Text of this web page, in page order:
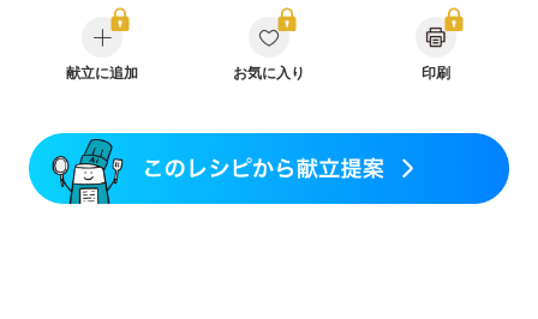
乳がん治療を終えた方・経過観察中の方など
食欲がない
妊娠中(初期)
妊婦健診・体重増加が気になる（初期）
妊婦健診・血圧が気になる（初期）
産後（ミルク）
乾癬
フレイル（年齢に合わせた体作り）
低栄養予防
貧血対策
献立に追加 お気に入り 印刷